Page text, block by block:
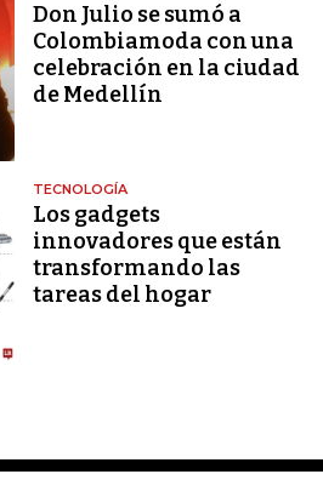
Don Julio se sumó a
Colombiamoda con una
celebración en la ciudad
de Medellín
TECNOLOGÍA
Los gadgets
innovadores que están
transformando las
tareas del hogar